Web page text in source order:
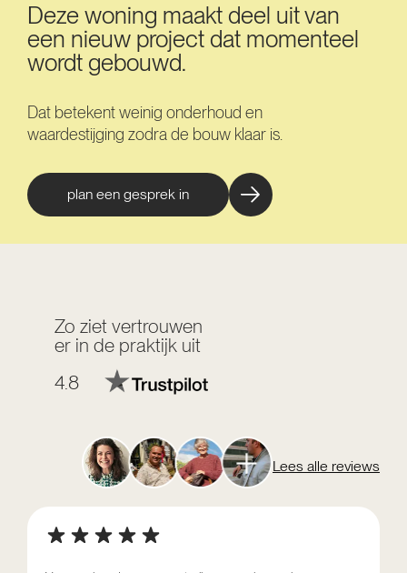
Deze woning maakt deel uit van
een nieuw project dat momenteel
wordt gebouwd.
Dat betekent weinig onderhoud en
waardestijging zodra de bouw klaar is.
plan een gesprek in
Zo ziet vertrouwen
er in de praktijk uit
4.8
Lees alle reviews